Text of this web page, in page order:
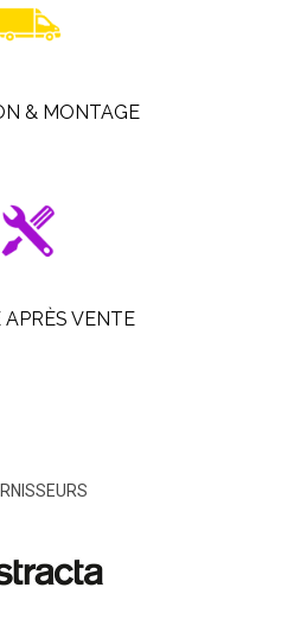
& MONTAGE
APRÈS VENTE